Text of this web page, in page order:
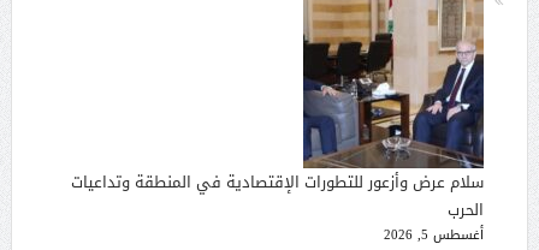
سلام عرض وأزعور للتطورات الإقتصادية في المنطقة وتداعيات
الحرب
أغسطس 5, 2026